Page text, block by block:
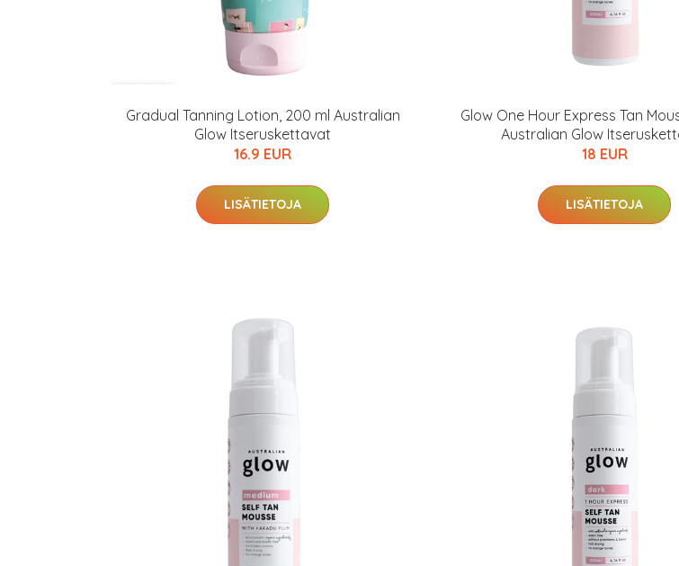
Gradual Tanning Lotion, 200 ml Australian
Glow Itseruskettavat
16.9 EUR
LISÄTIETOJA
Glow One Hour Express Tan
Australian Glow
18 EUR
LISÄTIETOJA
Kaikki IdealofMeDin tuotteet -20 %!
nyt vain 200 €
hintaan.
KATSO TARJOUS